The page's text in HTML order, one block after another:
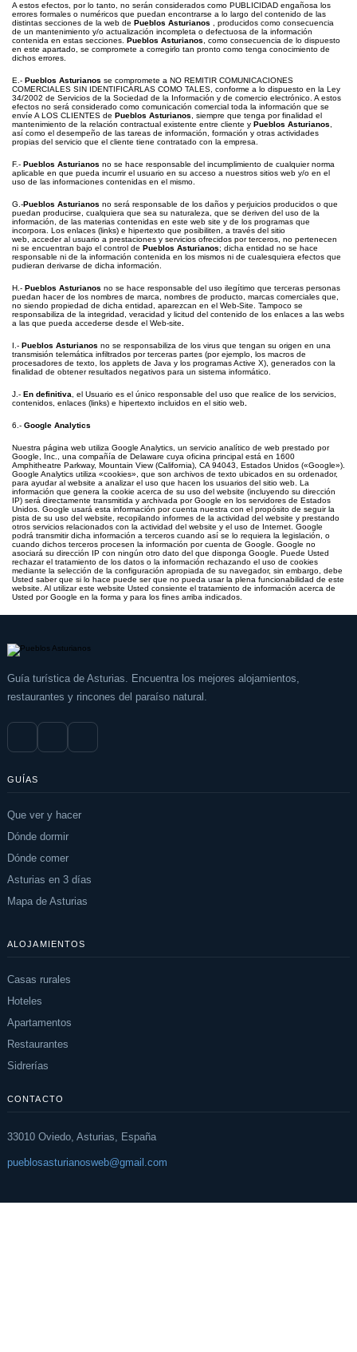
A estos efectos, por lo tanto, no serán considerados como PUBLICIDAD engañosa los
errores formales o numéricos que puedan encontrarse a lo largo del contenido de las
distintas secciones de la web de Pueblos Asturianos , producidos como consecuencia
de un mantenimiento y/o actualización incompleta o defectuosa de la información
contenida en estas secciones. Pueblos Asturianos , como consecuencia de lo dispuesto
en este apartado, se compromete a corregirlo tan pronto como tenga conocimiento de
dichos errores.
E.- Pueblos Asturianos se compromete a NO REMITIR COMUNICACIONES
COMERCIALES SIN IDENTIFICARLAS COMO TALES, conforme a lo dispuesto en la Ley
34/2002 de Servicios de la Sociedad de la Información y de comercio electrónico. A estos
efectos no será considerado como comunicación comercial toda la información que se
envíe A LOS CLIENTES de Pueblos Asturianos , siempre que tenga por finalidad el
mantenimiento de la relación contractual existente entre cliente y Pueblos Asturianos
así como el desempeño de las tareas de información, formación y otras actividades
propias del servicio que el cliente tiene contratado con la empresa.
F.- Pueblos Asturianos no se hace responsable del incumplimiento de cualquier norma
aplicable en que pueda incurrir el usuario en su acceso a nuestros sitios web y/o en el
uso de las informaciones contenidas en el mismo.
G.-Pueblos Asturianos no será responsable de los daños y perjuicios producidos o que
puedan producirse, cualquiera que sea su naturaleza, que se deriven del uso de la
información, de las materias contenidas en este web site y de los programas que
incorpora. Los enlaces (links) e hipertexto que posibiliten, a través del sitio
web, acceder al usuario a prestaciones y servicios ofrecidos por terceros, no pertenecen
ni se encuentran bajo el control de Pueblos Asturianos; dicha entidad no se hace
responsable ni de la información contenida en los mismos ni de cualesquiera efectos que
pudieran derivarse de dicha información.
H.- Pueblos Asturianos no se hace responsable del uso ilegítimo que terceras personas
puedan hacer de los nombres de marca, nombres de producto, marcas comerciales que,
no siendo propiedad de dicha entidad, aparezcan en el Web-Site. Tampoco se
responsabiliza de la integridad, veracidad y licitud del contenido de los enlaces a las webs
a las que pueda accederse desde el Web-site
I.- Pueblos Asturianos no se responsabiliza de los virus que tengan su origen en una
transmisión telemática infiltrados por terceras partes (por ejemplo, los macros de
procesadores de texto, los applets de Java y los programas Active X), generados con la
finalidad de obtener resultados negativos para un sistema informático.
J.- En definitiva , el Usuario es el único responsable del uso que realice de los servicios,
contenidos, enlaces (links) e hipertexto incluidos en el sitio web
6.- Google Analytics
Nuestra página web utiliza Google Analytics, un servicio analítico de web prestado por
Google, Inc., una compañía de Delaware cuya oficina principal está en 1600
Amphitheatre Parkway, Mountain View (California), CA 94043, Estados Unidos («Google»).
Google Analytics utiliza «cookies», que son archivos de texto ubicados en su ordenador,
para ayudar al website a analizar el uso que hacen los usuarios del sitio web. La
información que genera la cookie acerca de su uso del website (incluyendo su dirección
IP) será directamente transmitida y archivada por Google en los servidores de Estados
Unidos. Google usará esta información por cuenta nuestra con el propósito de seguir la
pista de su uso del website, recopilando informes de la actividad del website y prestando
otros servicios relacionados con la actividad del website y el uso de Internet. Google
podrá transmitir dicha información a terceros cuando así se lo requiera la legislación, o
cuando dichos terceros procesen la información por cuenta de Google. Google no
asociará su dirección IP con ningún otro dato del que disponga Google. Puede Usted
rechazar el tratamiento de los datos o la información rechazando el uso de cookies
mediante la selección de la configuración apropiada de su navegador, sin embargo, debe
Usted saber que si lo hace puede ser que no pueda usar la plena funcionabilidad de este
website. Al utilizar este website Usted consiente el tratamiento de información acerca de
Usted por Google en la forma y para los fines arriba indicados.
Guía turística de Asturias. Encuentra los mejores alojamientos,
restaurantes y rincones del paraíso natural.
GUÍAS
Que ver y hacer
Dónde dormir
Dónde comer
Asturias en 3 días
Mapa de Asturias
ALOJAMIENTOS
Casas rurales
Hoteles
Apartamentos
Restaurantes
Sidrerías
CONTACTO
33010 Oviedo, Asturias, España
pueblosasturianosweb@gmail.com